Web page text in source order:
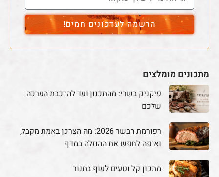
הרשמה לעדכונים חמים!
מתכונים מומלצים
פיקניק בשרי: מהתכנון ועד להרכבת הערכה
שלכם
רפורמת הבשר 2026: מה הצרכן באמת מקבל,
ואיפה לחפש את ההוזלה במדף
מתכון קל וטעים לעוף בתנור